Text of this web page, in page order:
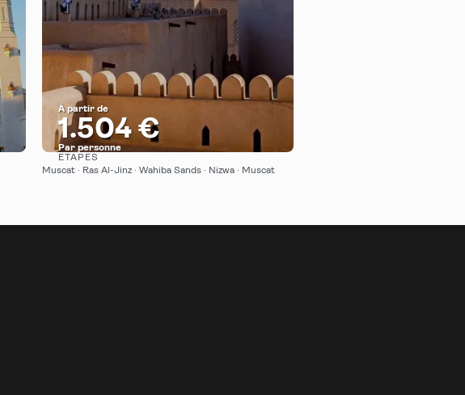
À partir de
1.504 €
Par personne
Afficher
ÉTAPES
Muscat · Ras Al-Jinz · Wahiba Sands · Nizwa · Muscat